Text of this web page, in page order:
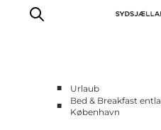
Erleben
■
Urlaub
■
Bed & Breakfast
København